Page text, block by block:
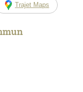
Trajet Maps